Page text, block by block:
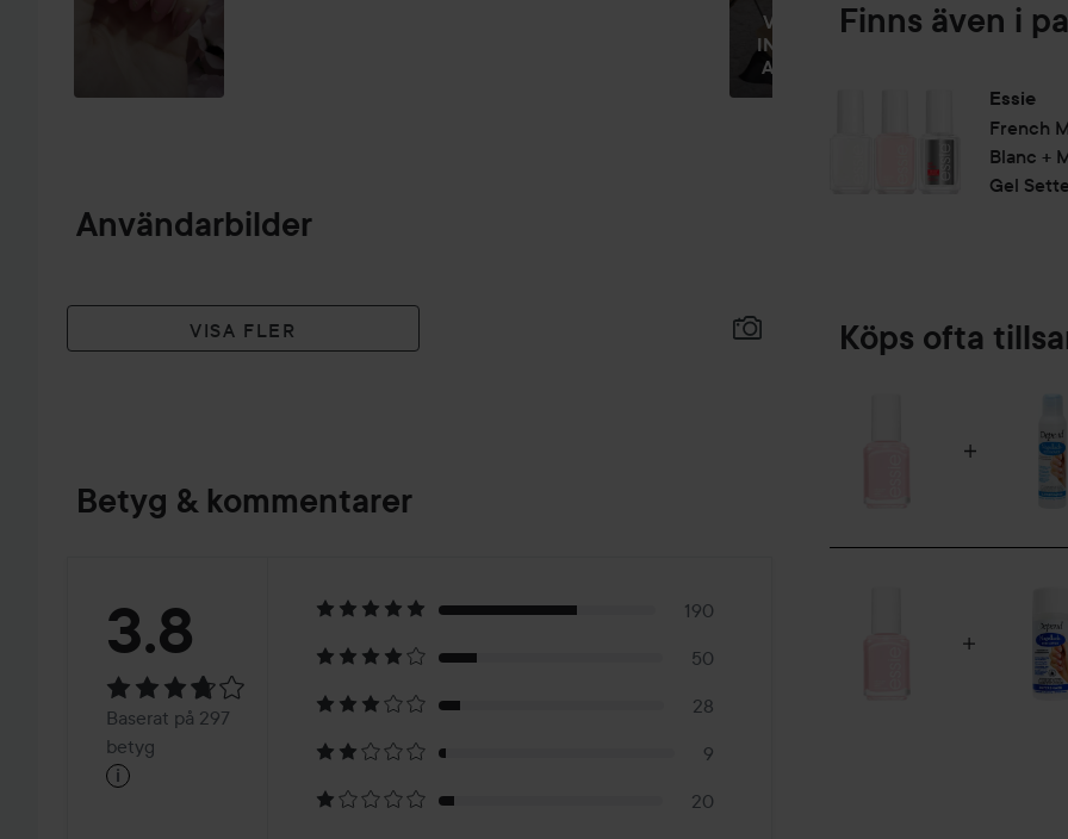
VEM BLIR
INTE GLAD
AV LYKO...
Användarbilder
VISA FLER
Betyg & kommentarer
Betyg:
3.8Baserat
på
3.8
Baserat på 297
betyg
i
190
50
28
9
20
Finns även i
Essie
French
Blanc +
Gel
Köps ofta